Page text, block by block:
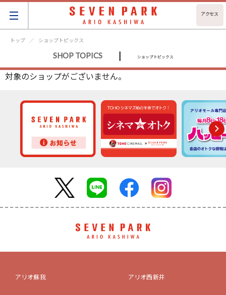
アクセス
トップ ショップトピックス
SHOP TOPICS | ショップトピックス
対象のショップがございません。
アリオ蘇我 アリオ西新井